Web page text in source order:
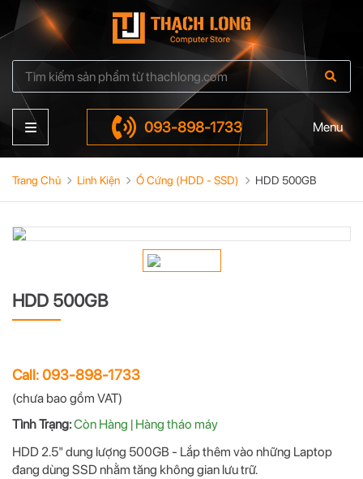
093-898-1733 Menu
Trang Chủ Linh Kiện Ổ Cứng (HDD - SSD) HDD 500GB
HDD 500GB
Call: 093-898-1733
(chưa bao gồm VAT)
Tình Trạng:Còn Hàng | Hàng tháo máy
HDD 2.5" dung lượng 500GB - Lắp thêm vào những Laptop
đang dùng SSD nhằm tăng không gian lưu trữ.